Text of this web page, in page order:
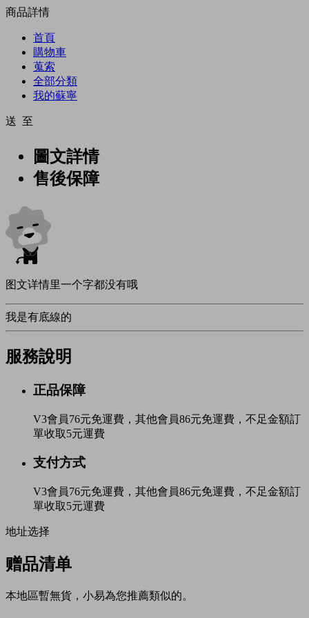
商品詳情
首頁
購物車
蒐索
全部分類
我的蘇寧
送 至
圖文詳情
售後保障
图文详情里一个字都没有哦
我是有底線的
服務說明
正品保障
V3會員76元免運費，其他會員86元免運費，不足金額訂
單收取5元運費
支付方式
V3會員76元免運費，其他會員86元免運費，不足金額訂
單收取5元運費
地址选择
赠品清单
本地區暫無貨，小易為您推薦類似的。